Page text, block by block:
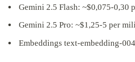
Gemini 2.5 Flash: ~$0,075-0,30
Gemini 2.5 Pro: ~$1,25-5 per
Embeddings text-embedding-